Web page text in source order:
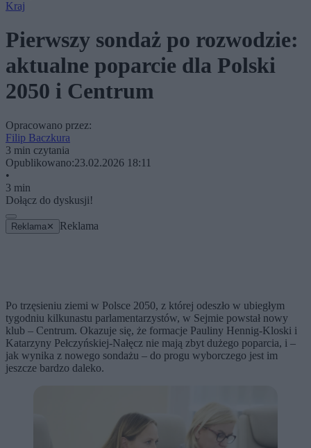
Kraj
Pierwszy sondaż po rozwodzie:
aktualne poparcie dla Polski
2050 i Centrum
Opracowano przez:
Filip Baczkura
3 min czytania
Opublikowano:23.02.2026 18:11
•
3 min
Dołącz do dyskusji!
Reklama ✕ Reklama
Po trzęsieniu ziemi w Polsce 2050, z której odeszło w ubiegłym
tygodniu kilkunastu parlamentarzystów, w Sejmie powstał nowy
klub – Centrum. Okazuje się, że formacje Pauliny Hennig-Kloski i
Katarzyny Pełczyńskiej-Nałęcz nie mają zbyt dużego poparcia, i –
jak wynika z nowego sondażu – do progu wyborczego jest im
jeszcze bardzo daleko.